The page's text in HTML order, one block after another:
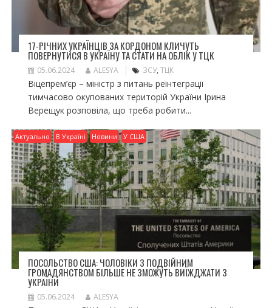
17-РІЧНИХ УКРАЇНЦІВ ЗА КОРДОНОМ КЛИЧУТЬ
ПОВЕРНУТИСЯ В УКРАЇНУ ТА СТАТИ НА ОБЛІК У ТЦК
05.06.2024 ALESYA ЗСУ, ТЦК
Віцепрем’єр – міністр з питань реінтеграції
тимчасово окупованих територій України Ірина
Верещук розповіла, що треба робити...
Актуально В Україні Новини У США
ПОСОЛЬСТВО США: ЧОЛОВІКИ З ПОДВІЙНИМ
ГРОМАДЯНСТВОМ БІЛЬШЕ НЕ ЗМОЖУТЬ ВИЇЖДЖАТИ З
УКРАЇНИ
05.06.2024 ALESYA